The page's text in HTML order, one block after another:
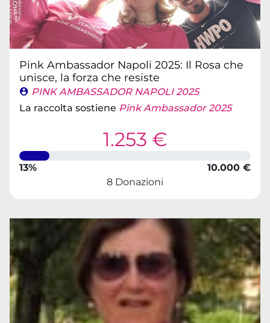
Pink Ambassador Napoli 2025: Il Rosa che
unisce, la forza che resiste
PINK AMBASSADOR NAPOLI 2025
La raccolta sostiene Pink Ambassador 2025
1.253 €
13%
10.000 €
8 Donazioni